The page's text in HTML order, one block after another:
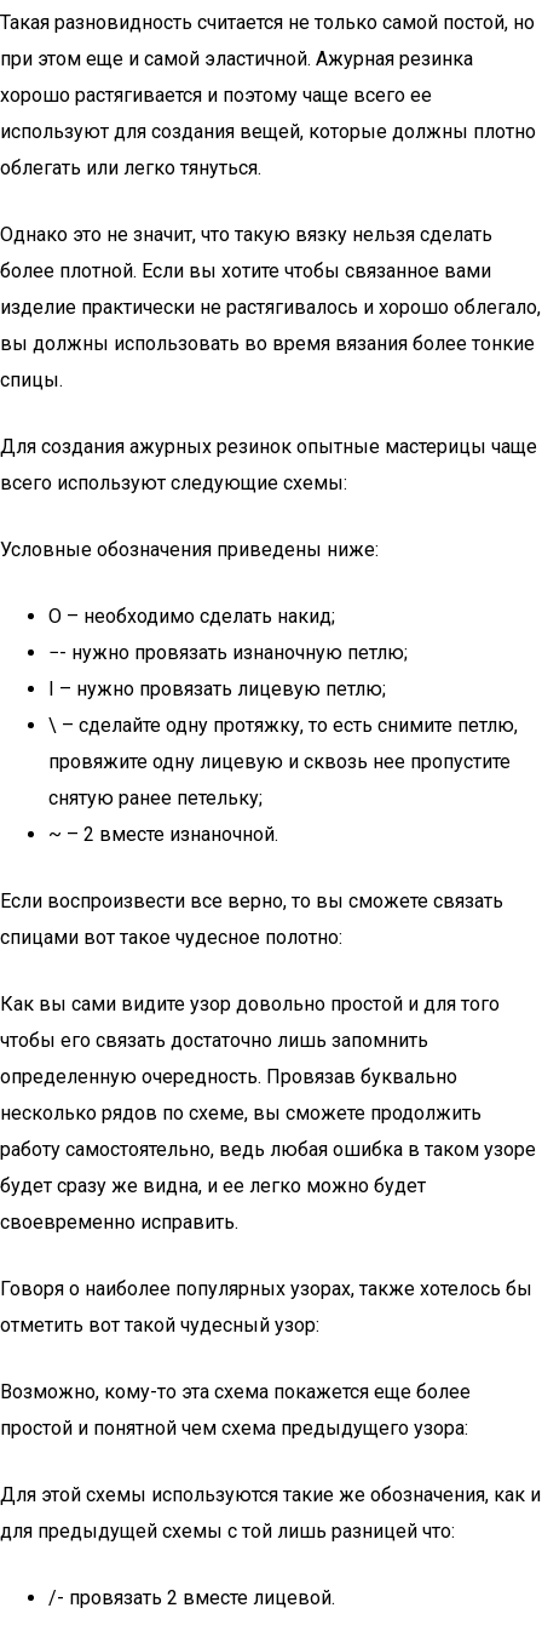
Такая разновидность считается не только самой постой, но
при этом еще и самой эластичной. Ажурная резинка
хорошо растягивается и поэтому чаще всего ее
используют для создания вещей, которые должны плотно
облегать или легко тянуться.
Однако это не значит, что такую вязку нельзя сделать
более плотной. Если вы хотите чтобы связанное вами
изделие практически не растягивалось и хорошо облегало,
вы должны использовать во время вязания более тонкие
спицы.
Для создания ажурных резинок опытные мастерицы чаще
всего используют следующие схемы:
Условные обозначения приведены ниже:
О – необходимо сделать накид;
−- нужно провязать изнаночную петлю;
I – нужно провязать лицевую петлю;
\ – сделайте одну протяжку, то есть снимите петлю,
провяжите одну лицевую и сквозь нее пропустите
снятую ранее петельку;
~ – 2 вместе изнаночной.
Если воспроизвести все верно, то вы сможете связать
спицами вот такое чудесное полотно:
Как вы сами видите узор довольно простой и для того
чтобы его связать достаточно лишь запомнить
определенную очередность. Провязав буквально
несколько рядов по схеме, вы сможете продолжить
работу самостоятельно, ведь любая ошибка в таком узоре
будет сразу же видна, и ее легко можно будет
своевременно исправить.
Говоря о наиболее популярных узорах, также хотелось бы
отметить вот такой чудесный узор:
Возможно, кому-то эта схема покажется еще более
простой и понятной чем схема предыдущего узора:
Для этой схемы используются такие же обозначения, как и
для предыдущей схемы с той лишь разницей что:
/- провязать 2 вместе лицевой.